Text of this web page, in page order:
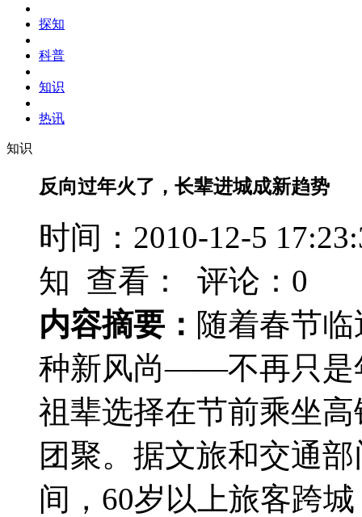
探知
科普
知识
热讯
知识
反向过年火了，长辈进城成新趋势
时间：2010-12-5
知 查看：
评论：0
内容摘要： 随着春节
种新风尚——不再只是
祖辈选择在节前乘坐
团聚。据文旅和交通
间，60岁以上旅客跨城